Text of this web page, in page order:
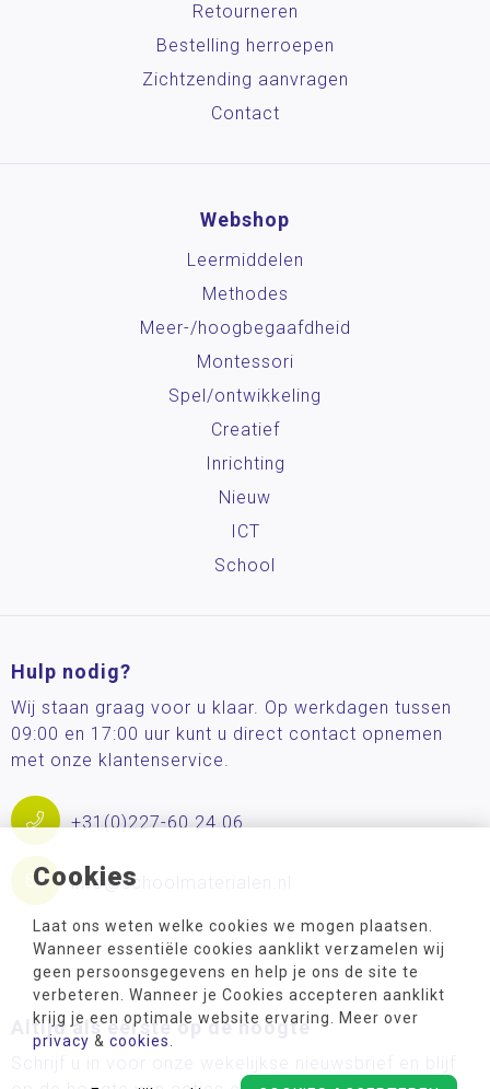
Cookies
Laat ons weten welke cookies we mogen plaatsen.
Wanneer essentiële cookies aanklikt verzamelen wij
geen persoonsgegevens en help je ons de site te
verbeteren. Wanneer je Cookies accepteren aanklikt
krijg je een optimale website ervaring. Meer over
privacy & cookies
Retourneren
Bestelling herroepen
Zichtzending aanvragen
Contact
Webshop
Leermiddelen
Methodes
Meer-/hoog­begaafdheid
Montessori
Spel/ontwikkeling
Creatief
Inrichting
Nieuw
ICT
School
Hulp nodig?
Wij staan graag voor u klaar. Op werkdagen tussen
09:00 en 17:00 uur kunt u direct contact opnemen
met onze klantenservice.
+31(0)227-60 24 06
info@schoolmaterialen.nl
Altijd als eerste op de hoogte